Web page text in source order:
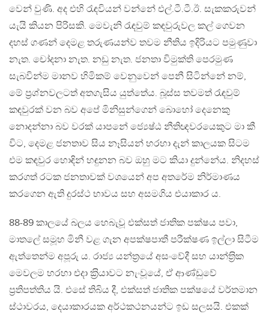
වෙන් වුණි. අද එහි රැඳවියන් වන්නේ එල්.ටී.ටී.ඊ. සැකකරුවන්
යැයි කියන පිරිසකි. මෙවැනි රැඳවුම් කඳවුරුවල කල් ගෙවන
දහස් ගණන් දෙමළ තරුණයන්ව තවම නීතිය ඉදිරියට පමුණුවා
නැත. චෝදනා නැත. නඩු නැත. ජනතා විමුක්ති පෙරමුණ
සැබවින්ම මානව හිමිකම් වෙනුවෙන් පෙනී සිටින්නේ නම්,
මේ ප‍්‍රශ්නවලටත් අතගැසිය යුත්තේය. බූස්ස තවමත් රැඳවුම්
කඳවුරක් වන බව අපේ මිනිසුන්ගෙන් බොහෝ දෙනෙකු
නොදන්නා බව වරක් යාපනේ ජ්‍යෙෂ්ඨ නීතිඥවරයෙකුට මා කී
විට, දෙමළ ජනතාව සිය නෑසියන් හරහා දැන් කාලයක සිටම
එම කඳවුර හොඳින් හඳුනන බව ඔහු මට කියා දුන්නේය. නිදහස්
කරගත් රටක ජනතාවක් වශයෙන් අප අතරේම නිර්මාණය
කරගෙන ඇති දුරස්ථ භාවය සහ අසමගිය එයාකාර ය.
88-89 කාලයේ බලය හෙබැවූ එක්සත් ජාතික පක්ෂය පවා,
මාතලේ සමූහ මිනී වළ ගැන අපක්ෂපාතී පරීක්ෂණ ඉල්ලා සිටීම
ඇත්තෙන්ම අපූරු ය. රාජ්‍ය යන්ත‍්‍රයේ අසංවේදී සහ යාන්ත‍්‍රික
මෙවලම හරහා එදා ක‍්‍රියාවට නැංවූයේ, ඒ ආණ්ඩුවේ
ප‍්‍රතිපත්තිය යි. එසේ තිබිය දී, එක්සත් ජාතික පක්ෂයේ වර්තමාන
ස්ථාවරය, දෙයාකාරයක අර්ථකථනයන්ට ඉඩ සලසයි. එකක්